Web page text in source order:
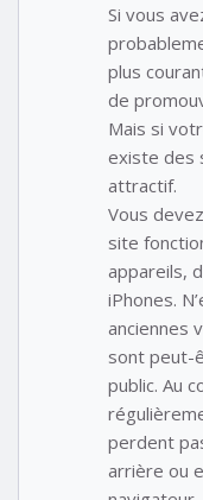
Si vous
plus
de
Mais si
existe des
attractif.
Vous
site
appareils,
iPhones.
anciennes
sont peut-
public. Au
perdent
arrière ou